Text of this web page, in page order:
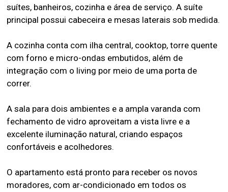
suítes, banheiros, cozinha e área de serviço. A suíte
principal possui cabeceira e mesas laterais sob medida.
A cozinha conta com ilha central, cooktop, torre quente
com forno e micro-ondas embutidos, além de
integração com o living por meio de uma porta de
correr.
A sala para dois ambientes e a ampla varanda com
fechamento de vidro aproveitam a vista livre e a
excelente iluminação natural, criando espaços
confortáveis e acolhedores.
O apartamento está pronto para receber os novos
moradores, com ar-condicionado em todos os